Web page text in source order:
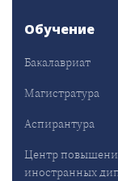
Обучение
Бакалавриат
Магистратура
Аспирантура
Центр
иностранных